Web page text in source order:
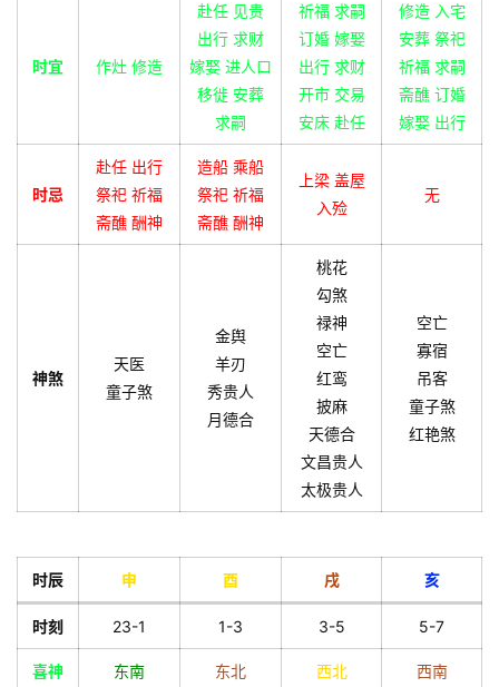
时宜 作灶 修造
赴任 见贵
出行 求财
嫁娶 进人口
移徙 安葬
求嗣
祈福 求嗣
订婚 嫁娶
出行 求财
开市 交易
安床 赴任
修造 入宅
安葬 祭祀
祈福 求嗣
斋醮 订婚
嫁娶 出行
时忌
赴任 出行
祭祀 祈福
斋醮 酬神
造船 乘船
祭祀 祈福
斋醮 酬神
上梁 盖屋
入殓
无
神煞
天医
童子煞
金舆
羊刃
秀贵人
月德合
桃花
勾煞
禄神
空亡
红鸾
披麻
天德合
文昌贵人
太极贵人
空亡
寡宿
吊客
童子煞
红艳煞
时辰 申 酉 戌 亥
时刻 23-1 1-3 3-5 5-7
喜神 东南 东北 西北 西南